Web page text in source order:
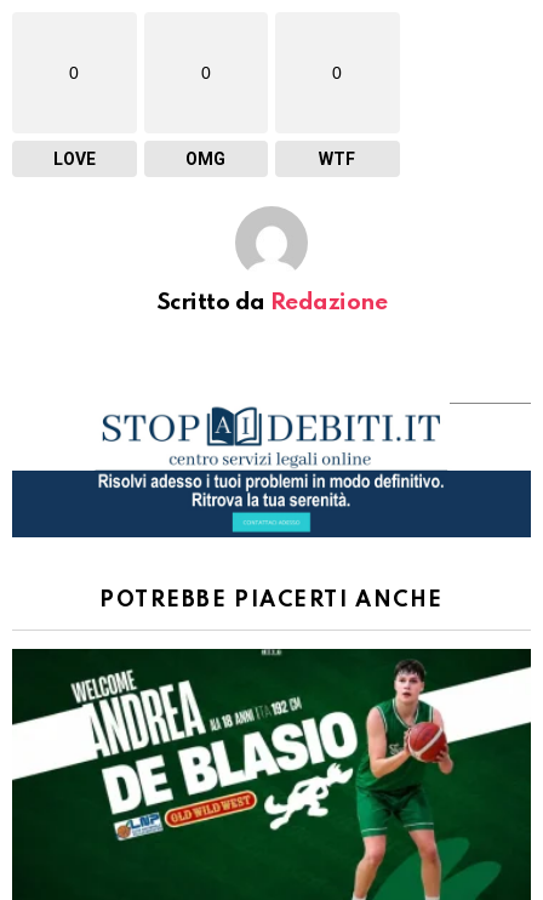
0
LOVE
0
OMG
0
WTF
Scritto da Redazione
POTREBBE PIACERTI ANCHE